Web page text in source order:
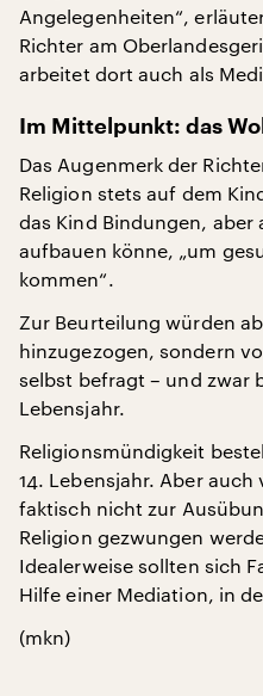
Angelegenheiten“,
Richter am
arbeitet dort auch als
Im Mittelpunkt: das
Das Augenmerk der
Religion stets auf dem
das Kind Bindungen,
aufbauen könne, „um
kommen“.
Zur Beurteilung würden
hinzugezogen, sondern
selbst befragt – und zwar
Lebensjahr.
Religionsmündigkeit
14. Lebensjahr. Aber
faktisch nicht zur
Religion gezwungen
Idealerweise sollten sich
Hilfe einer Mediation, in
(mkn)